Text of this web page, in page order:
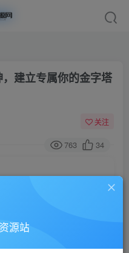
建立专属你的金字塔
关注
763 34
金币99
源站